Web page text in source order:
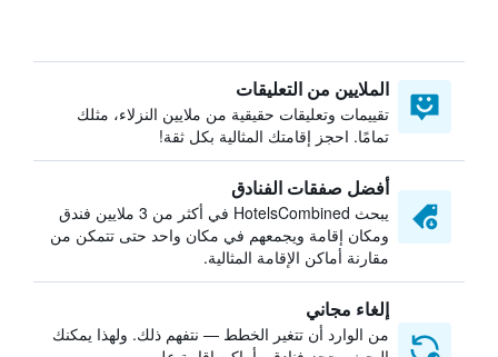
الملايين من التعليقات
تقييمات وتعليقات حقيقية من ملايين النزلاء، مثلك
تمامًا. احجز إقامتك المثالية بكل ثقة!
أفضل صفقات الفنادق
يبحث HotelsCombined في أكثر من 3 ملايين فندق
ومكان إقامة ويجمعهم في مكان واحد حتى تتمكن من
مقارنة أماكن الإقامة المثالية.
إلغاء مجاني
من الوارد أن تتغير الخطط — نتفهم ذلك. ولهذا يمكنك